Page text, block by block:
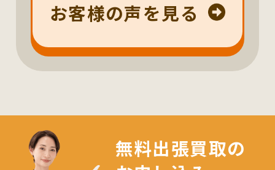
お客様の声を見る
無料出張買取の